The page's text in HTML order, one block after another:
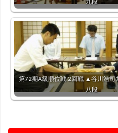
第72期A級順位戦 2回戦 ▲谷川浩
八段